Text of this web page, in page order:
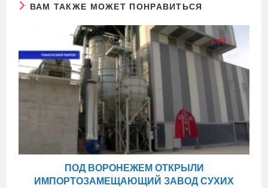
ВАМ ТАКЖЕ МОЖЕТ ПОНРАВИТЬСЯ
ПОД ВОРОНЕЖЕМ ОТКРЫЛИ
ИМПОРТОЗАМЕЩАЮЩИЙ ЗАВОД СУХИХ